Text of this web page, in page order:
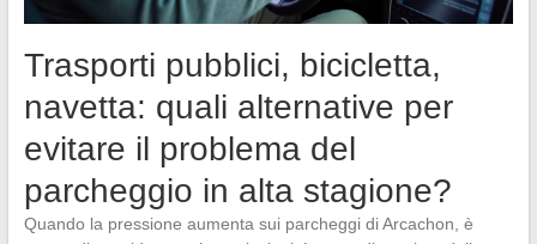
Trasporti pubblici, bicicletta,
navetta: quali alternative per
evitare il problema del
parcheggio in alta stagione?
Quando la pressione aumenta sui parcheggi di Arcachon, è